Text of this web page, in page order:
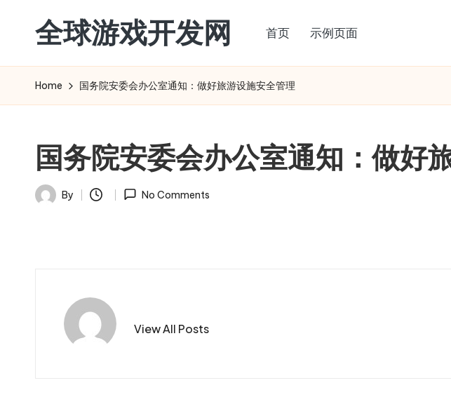
content
全球游戏开发网 首页 示例页面
Home 国务院安委会办公室通知：做好旅游设施安全管理
国务院安委会办公室通知：做好
Posted
By No Comments
View All Posts